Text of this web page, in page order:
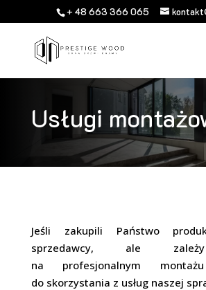
+ 48 663 366 065
Usługi
Jeśli zakupili Państwo
sprzedawcy, ale
na profesjonalnym
do skorzystania z usług naszej